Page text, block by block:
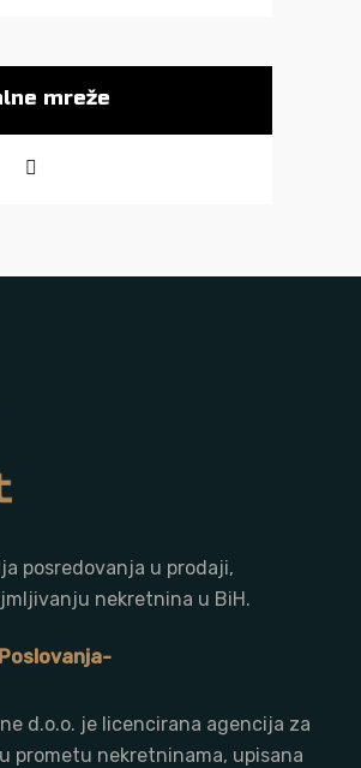
mreže
posredovanja u prodaji,
nekretnina u BiH.
d.o.o. je licencirana agencija za
prometu nekretninama, upisana